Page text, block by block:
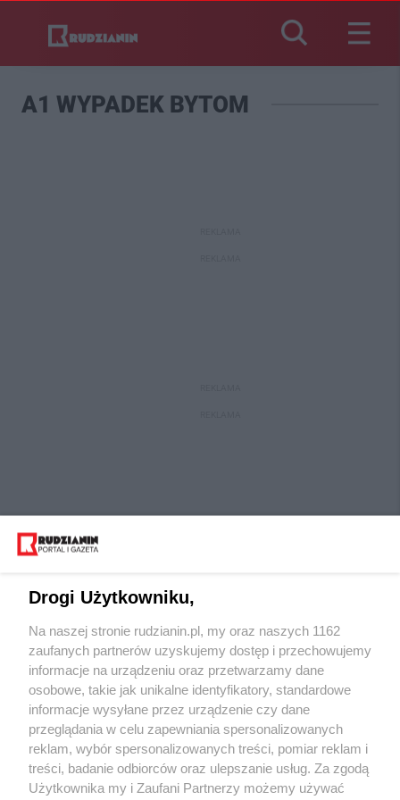
A1 WYPADEK BYTOM
Wydawca mediów lokalnych
Nie zapomnij
zapoznać się z:
polityką prywatności regulamin korzystania z portali
Twojemiasto Skontaktuj sięz nami
Drogi Użytkowniku,
Na naszej stronie rudzianin.pl, my oraz naszych 1162
zaufanych partnerów uzyskujemy dostęp i przechowujemy
informacje na urządzeniu oraz przetwarzamy dane
osobowe, takie jak unikalne identyfikatory, standardowe
informacje wysyłane przez urządzenie czy dane
przeglądania w celu zapewniania spersonalizowanych
reklam, wybór spersonalizowanych treści, pomiar reklam i
treści, badanie odbiorców oraz ulepszanie usług. Za zgodą
Użytkownika my i Zaufani Partnerzy możemy używać